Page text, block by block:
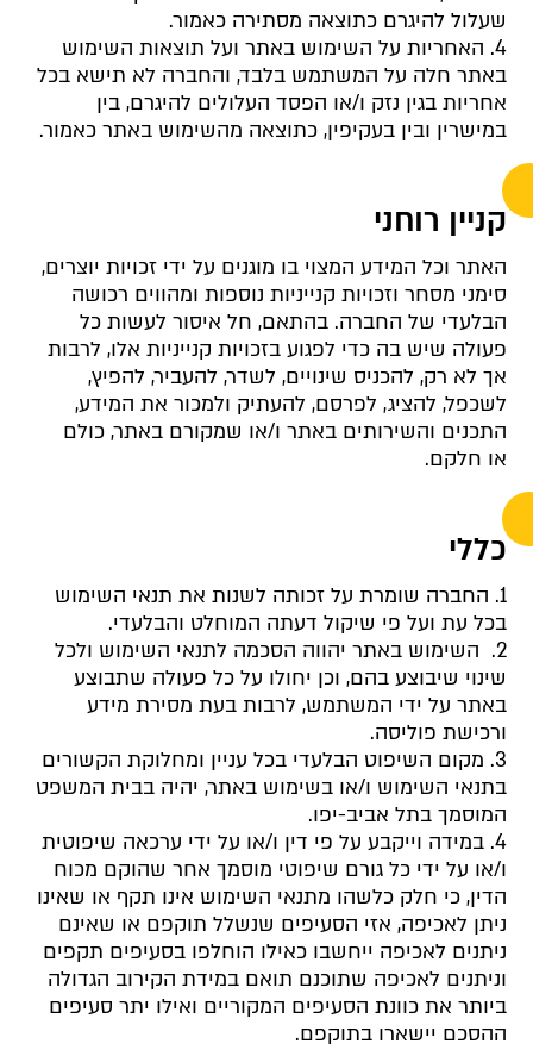
שעלול להיגרם כתוצאה מסתירה כאמור.
4. האחריות על השימוש באתר ועל תוצאות השימוש
באתר חלה על המשתמש בלבד, והחברה לא תישא בכל
אחריות בגין נזק ו/או הפסד העלולים להיגרם, בין
במישרין ובין בעקיפין, כתוצאה מהשימוש באתר כאמור.
קניין רוחני
האתר וכל המידע המצוי בו מוגנים על ידי זכויות יוצרים,
סימני מסחר וזכויות קנייניות נוספות ומהווים רכושה
הבלעדי של החברה. בהתאם, חל איסור לעשות כל
פעולה שיש בה כדי לפגוע בזכויות קנייניות אלו, לרבות
אך לא רק, להכניס שינויים, לשדר, להעביר, להפיץ,
לשכפל, להציג, לפרסם, להעתיק ולמכור את המידע,
התכנים והשירותים באתר ו/או שמקורם באתר, כולם
או חלקם.
כללי
1. החברה שומרת על זכותה לשנות את תנאי השימוש
בכל עת ועל פי שיקול דעתה המוחלט והבלעדי.
2. השימוש באתר יהווה הסכמה לתנאי השימוש ולכל
שינוי שיבוצע בהם, וכן יחולו על כל פעולה שתבוצע
באתר על ידי המשתמש, לרבות בעת מסירת מידע
ורכישת פוליסה.
3. מקום השיפוט הבלעדי בכל עניין ומחלוקת הקשורים
בתנאי השימוש ו/או בשימוש באתר, יהיה בבית המשפט
המוסמך בתל אביב-יפו.
4. במידה וייקבע על פי דין ו/או על ידי ערכאה שיפוטית
ו/או על ידי כל גורם שיפוטי מוסמך אחר שהוקם מכוח
הדין, כי חלק כלשהו מתנאי השימוש אינו תקף או שאינו
ניתן לאכיפה, אזי הסעיפים שנשלל תוקפם או שאינם
ניתנים לאכיפה ייחשבו כאילו הוחלפו בסעיפים תקפים
וניתנים לאכיפה שתוכנם תואם במידת הקירוב הגדולה
ביותר את כוונת הסעיפים המקוריים ואילו יתר סעיפים
ההסכם יישארו בתוקפם.